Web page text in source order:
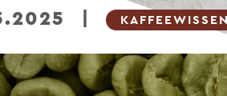
KAFFEEWISSEN